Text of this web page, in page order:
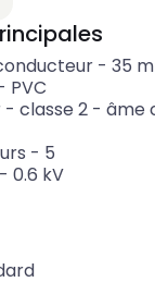
- 35
PVC
- classe 2 - âme
- 5
- 0.6 kV